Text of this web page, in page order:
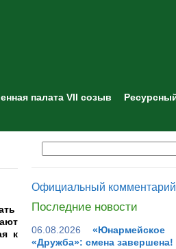
палата VII созыв
к
Официальный комментарий
Последние новости
06.08.2026
«Дружба»: смена завершена!